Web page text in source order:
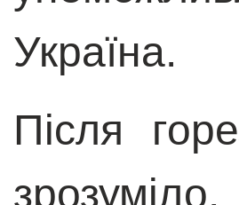
Україна.
Після